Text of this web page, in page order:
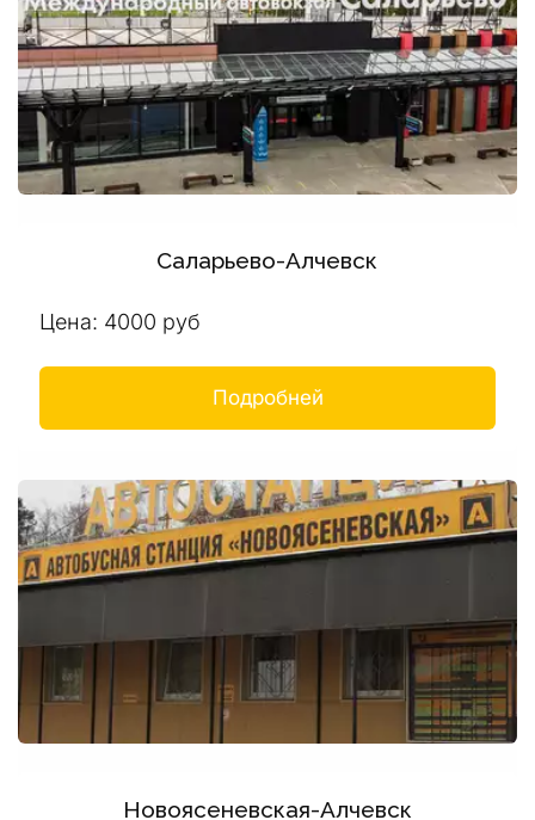
Саларьево-Алчевск
Цена: 4000 руб
Подробней
Новоясеневская-Алчевск